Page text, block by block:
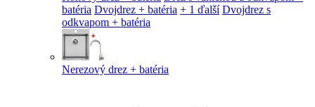
batéria Dvojdrez + batéria + 1 ďalší Dvojdrez s
odkvapom + batéria
Nerezový drez + batéria